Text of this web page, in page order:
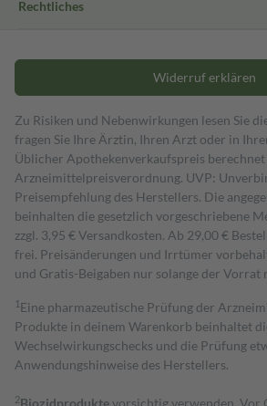
Rechtliches
Widerruf erklären
Zu Risiken und Nebenwirkungen lesen Sie
fragen Sie Ihre Ärztin, Ihren Arzt oder in
Üblicher Apothekenverkaufspreis berechnet
Arzneimittelpreisverordnung. UVP:
Preisempfehlung des Herstellers. Die
beinhalten die gesetzlich vorgeschriebene
zzgl. 3,95 € Versandkosten. Ab 29,00 €
frei. Preisänderungen und Irrtümer
und Gratis-Beigaben nur solange der Vorrat
1 Eine pharmazeutische Prüfung der
Produkte in deinem Warenkorb beinhaltet
Wechselwirkungschecks und die Prüfung
Anwendungshinweise des Herstellers.
2Biozidproduktevorsichtig verwenden. Vor